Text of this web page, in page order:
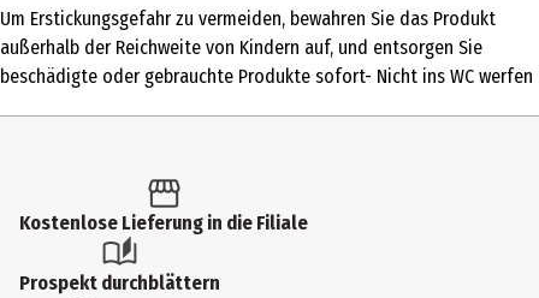
Produkttyp
Windeln
Inhaltsstoffe
(Natriumpolyacrylat),Zellulosefasern aus Holz,Polyethylen und
Polypropylen,Polypropylen und Polyethylen mit Tinte
bedruckt,Polyurethan,Polypropylen,synthetische Elastik und
Tinten,Klebstoffe
Um Erstickungsgefahr zu vermeiden, bewahren Sie das Produkt
außerhalb der Reichweite von Kindern auf, und entsorgen Sie
beschädigte oder gebrauchte Produkte sofort- Nicht ins WC werfen
Kostenlose Lieferung in die Filiale
Prospekt durchblättern